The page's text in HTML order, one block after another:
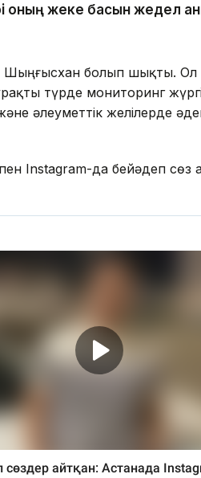
оның жеке басын жедел
болып шықты. Ол
түрде мониторинг
әлеуметтік желілерде
пен Instagram-да бейәдеп